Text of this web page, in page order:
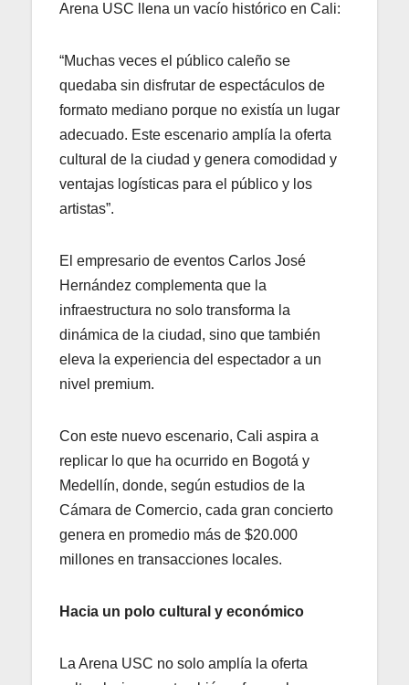
Arena USC llena un vacío histórico en Cali:
“Muchas veces el público caleño se
quedaba sin disfrutar de espectáculos de
formato mediano porque no existía un lugar
adecuado. Este escenario amplía la oferta
cultural de la ciudad y genera comodidad y
ventajas logísticas para el público y los
artistas”.
El empresario de eventos Carlos José
Hernández complementa que la
infraestructura no solo transforma la
dinámica de la ciudad, sino que también
eleva la experiencia del espectador a un
nivel premium.
Con este nuevo escenario, Cali aspira a
replicar lo que ha ocurrido en Bogotá y
Medellín, donde, según estudios de la
Cámara de Comercio, cada gran concierto
genera en promedio más de $20.000
millones en transacciones locales.
Hacia un polo cultural y económico
La Arena USC no solo amplía la oferta